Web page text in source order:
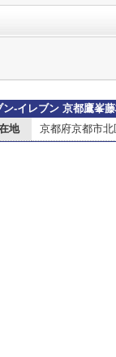
ン-イレブン 京都鷹峯
地
京都府京都市